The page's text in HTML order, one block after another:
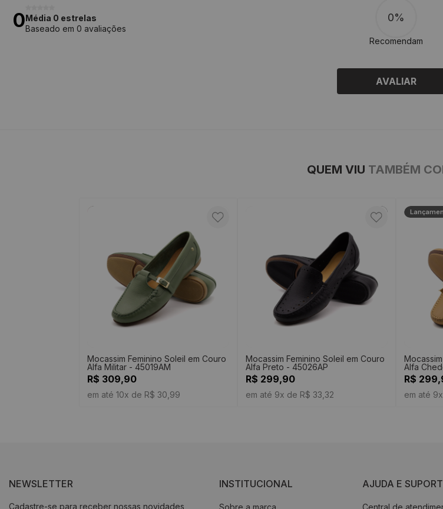
0Média 0 estrelas
Baseado em 0 avaliações
0%
Recomendam
AVALIAR
QUEM VIU TAMBÉM
Mocassim Feminino Soleil em Couro
Alfa Militar - 45019AM
R$ 309,90
em até 10x de R$ 30,99
Mocassim Feminino Soleil em Couro
Alfa Preto - 45026AP
R$ 299,90
em até 9x de R$ 33,32
Alfa
R$
em até
NEWSLETTER
Cadastre-se para receber nossas novidades
INSTITUCIONAL
Sobre a marca
AJUDA E
Central de